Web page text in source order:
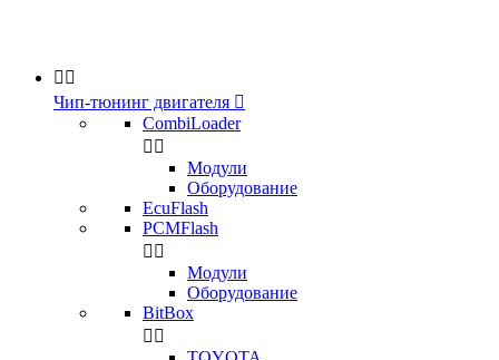
 
Чип-тюнинг двигателя 
CombiLoader
 
Модули
Оборудование
EcuFlash
PCMFlash
 
Модули
Оборудование
BitBox
 